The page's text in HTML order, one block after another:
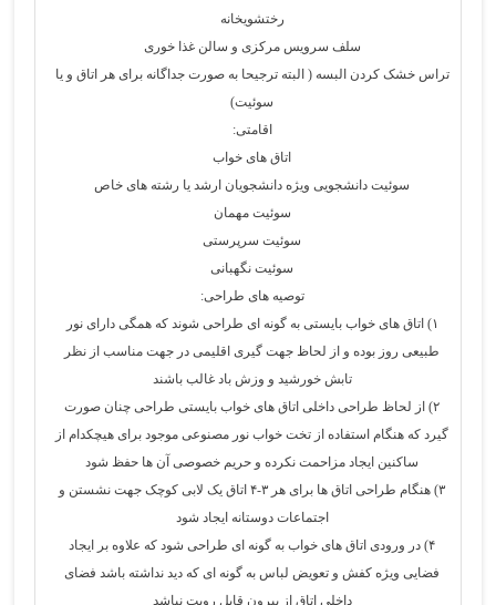
رختشویخانه
سلف سرویس مرکزی و سالن غذا خوری
تراس خشک کردن البسه ( البته ترجیحا به صورت جداگانه برای هر اتاق و یا
سوئیت)
اقامتی:
اتاق های خواب
سوئیت دانشجویی ویژه دانشجویان ارشد یا رشته های خاص
سوئیت مهمان
سوئیت سرپرستی
سوئیت نگهبانی
توصیه های طراحی:
۱) اتاق های خواب بایستی به گونه ای طراحی شوند که همگی دارای نور
طبیعی روز بوده و از لحاظ جهت گیری اقلیمی در جهت مناسب از نظر
تابش خورشید و وزش باد غالب باشند
۲) از لحاظ طراحی داخلی اتاق های خواب بایستی طراحی چنان صورت
گیرد که هنگام استفاده از تخت خواب نور مصنوعی موجود برای هیچکدام از
ساکنین ایجاد مزاحمت نکرده و حریم خصوصی آن ها حفظ شود
۳) هنگام طراحی اتاق ها برای هر ۳-۴ اتاق یک لابی کوچک جهت نشستن و
اجتماعات دوستانه ایجاد شود
۴) در ورودی اتاق های خواب به گونه ای طراحی شود که علاوه بر ایجاد
فضایی ویژه کفش و تعویض لباس به گونه ای که دید نداشته باشد فضای
داخلی اتاق از بیرون قابل رویت نباشد